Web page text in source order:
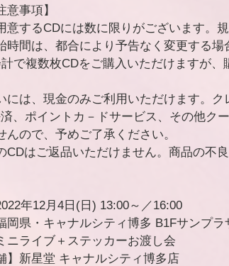
意事項】
するCDには数に限りがございます。
間は、都合により予告なく変更する場
で複数枚CDをご購入いただけますが
には、現金のみご利用いただけます。
、ポイントカ－ドサービス、その他ク
んので、予めご了承ください。
CDはご返品いただけません。商品の不
年12月4日(日) 13:00～／16:00
岡県・キャナルシティ博多 B1Fサンプラ
ニライブ＋ステッカーお渡し会
】新星堂 キャナルシティ博多店